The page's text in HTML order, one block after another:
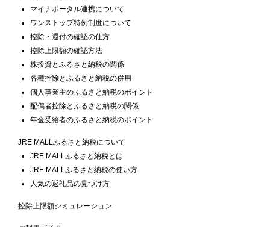
マイナポータル連携について
ワンストップ特例制度について
控除・還付の確認の仕方
控除上限額の確認方法
株投資とふるさと納税の関係
各種控除とふるさと納税の併用
個人事業主のふるさと納税のポイント
配偶者控除とふるさと納税の関係
年金受給者のふるさと納税のポイント
JRE MALLふるさと納税について
JRE MALLふるさと納税とは
JRE MALLふるさと納税の使い方
人気の返礼品の見つけ方
控除上限額シミュレーション